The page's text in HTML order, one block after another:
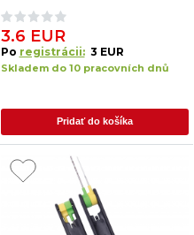
3.6 EUR
Po registrácii: 3 EUR
Skladem do 10 pracovních dnů
Pridať do košíka